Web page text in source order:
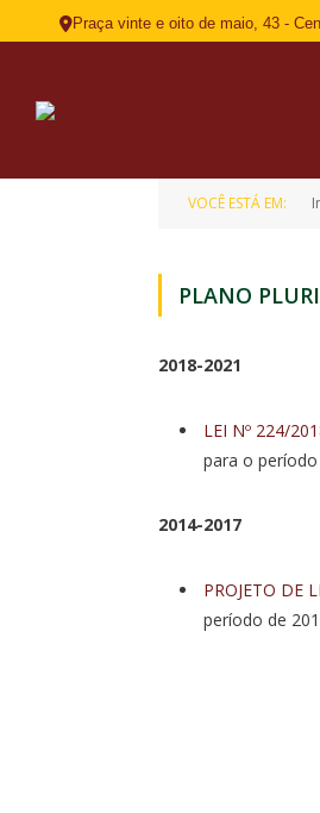
Praça vinte e oito de maio, 43 -
VOCÊ ESTÁ EM:
PLANO
2018-2021
LEI Nº 224/
para o
2014-2017
PROJETO DE
período de